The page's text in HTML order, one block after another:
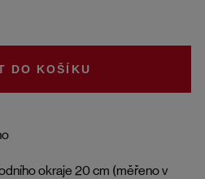
okraje 20 cm (měřeno v
DO KOŠÍKU